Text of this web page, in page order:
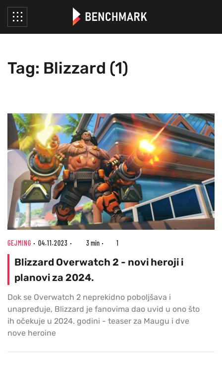
Tag: Blizzard (1)
GEJMING 04.11.2023 3 min 1
Blizzard Overwatch 2 - novi heroji i
planovi za 2024.
Dok se Overwatch 2 neprekidno poboljšava i
unapređuje, Blizzard je fanovima dao uvid u ono što
ih očekuje u 2024. godini - teaser za Maugu i dve
nove heroine